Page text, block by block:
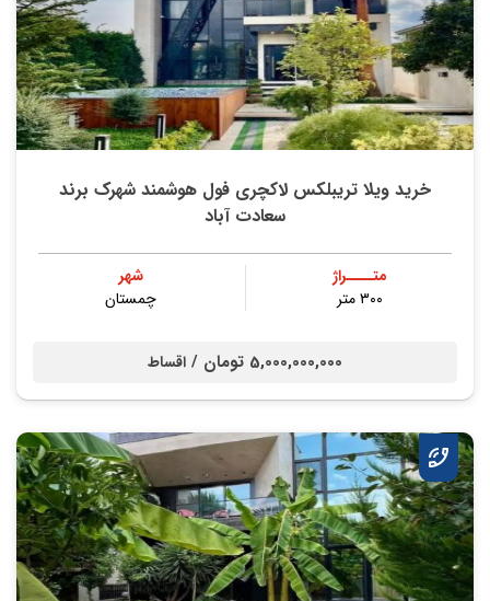
خرید ویلا تریبلکس لاکچری فول هوشمند شهرک برند
سعادت آباد
متــــراژ
۳۰۰ متر
شهر
چمستان
5,000,000,000 تومان / اقساط